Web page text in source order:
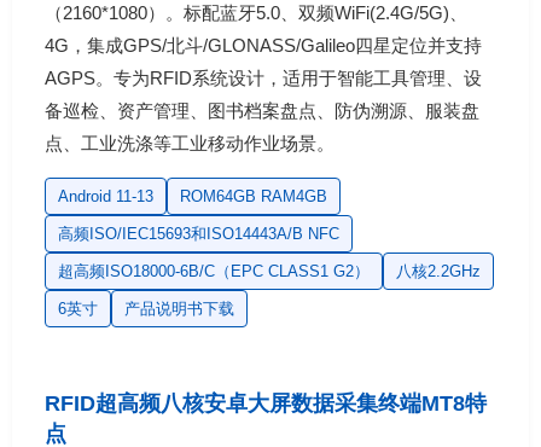
（2160*1080）。标配蓝牙5.0、双频WiFi(2.4G/5G)、
4G，集成GPS/北斗/GLONASS/Galileo四星定位并支持
AGPS。专为RFID系统设计，适用于智能工具管理、设
备巡检、资产管理、图书档案盘点、防伪溯源、服装盘
点、工业洗涤等工业移动作业场景。
Android 11-13 ROM64GB RAM4GB
高频ISO/IEC15693和ISO14443A/B NFC
超高频ISO18000-6B/C（EPC CLASS1 G2） 八核2.2GHz
6英寸 产品说明书下载
RFID超高频八核安卓大屏数据采集终端MT8特
点